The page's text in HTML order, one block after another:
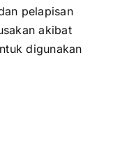
pelapisan
akibat
digunakan